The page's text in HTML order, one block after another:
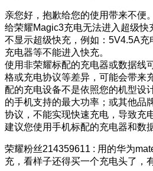
亲您好，抱歉给您的使用带来不便
给荣耀Magic3充电无法进入超级快
不显示超级快充，例如：5V4.5A
充电器等不能进入快充。
使用非荣耀标配的充电器或数据线
格或充电协议等差异，可能会带来
配的充电设备不是依照您的机型设
的手机支持的最大功率；或其他品
协议，不能实现快速充电，导致充
建议您使用手机标配的充电器和数
荣耀粉丝214359611 : 用的华为
充，看样子还得买一个充电头了，